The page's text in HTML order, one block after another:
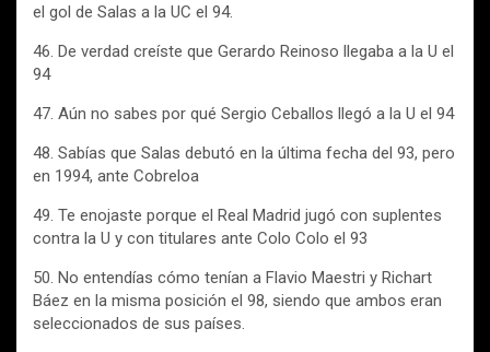
el gol de Salas a la UC el 94.
46. De verdad creíste que Gerardo Reinoso llegaba a la U el
94
47. Aún no sabes por qué Sergio Ceballos llegó a la U el 94
48. Sabías que Salas debutó en la última fecha del 93, pero
en 1994, ante Cobreloa
49. Te enojaste porque el Real Madrid jugó con suplentes
contra la U y con titulares ante Colo Colo el 93
50. No entendías cómo tenían a Flavio Maestri y Richart
Báez en la misma posición el 98, siendo que ambos eran
seleccionados de sus países.